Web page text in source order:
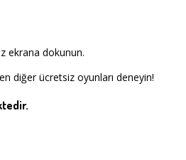
ekrana dokunun.
diğer ücretsiz oyunları deneyin!